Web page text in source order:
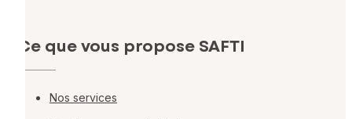
Ce que vous propose SAFTI
Nos services